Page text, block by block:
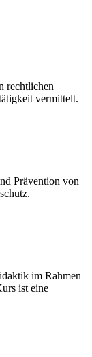
rechtlichen
vermittelt.
Prävention von
im Rahmen
ist eine